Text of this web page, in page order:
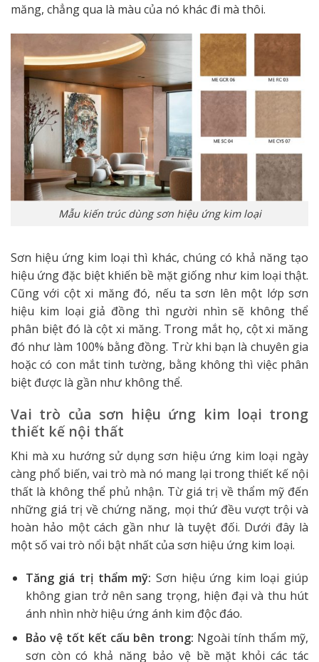
măng, chẳng qua là màu của nó khác đi mà thôi.
Mẫu kiến trúc dùng sơn hiệu ứng kim loại
Sơn hiệu ứng kim loại thì khác, chúng có khả năng tạo
hiệu ứng đặc biệt khiến bề mặt giống như kim loại thật.
Cũng với cột xi măng đó, nếu ta sơn lên một lớp sơn
hiệu kim loại giả đồng thì người nhìn sẽ không thể
phân biệt đó là cột xi măng. Trong mắt họ, cột xi măng
đó như làm 100% bằng đồng. Trừ khi bạn là chuyên gia
hoặc có con mắt tinh tường, bằng không thì việc phân
biệt được là gần như không thể.
Vai trò của sơn hiệu ứng kim loại trong
thiết kế nội thất
Khi mà xu hướng sử dụng sơn hiệu ứng kim loại ngày
càng phổ biến, vai trò mà nó mang lại trong thiết kế nội
thất là không thể phủ nhận. Từ giá trị về thẩm mỹ đến
những giá trị về chứng năng, mọi thứ đều vượt trội và
hoàn hảo một cách gần như là tuyệt đối. Dưới đây là
một số vai trò nổi bật nhất của sơn hiệu ứng kim loại.
Tăng giá trị thẩm mỹ: Sơn hiệu ứng kim loại giúp
không gian trở nên sang trọng, hiện đại và thu hút
ánh nhìn nhờ hiệu ứng ánh kim độc đáo.
Bảo vệ tốt kết cấu bên trong: Ngoài tính thẩm mỹ,
sơn còn có khả năng bảo vệ bề mặt khỏi các tác